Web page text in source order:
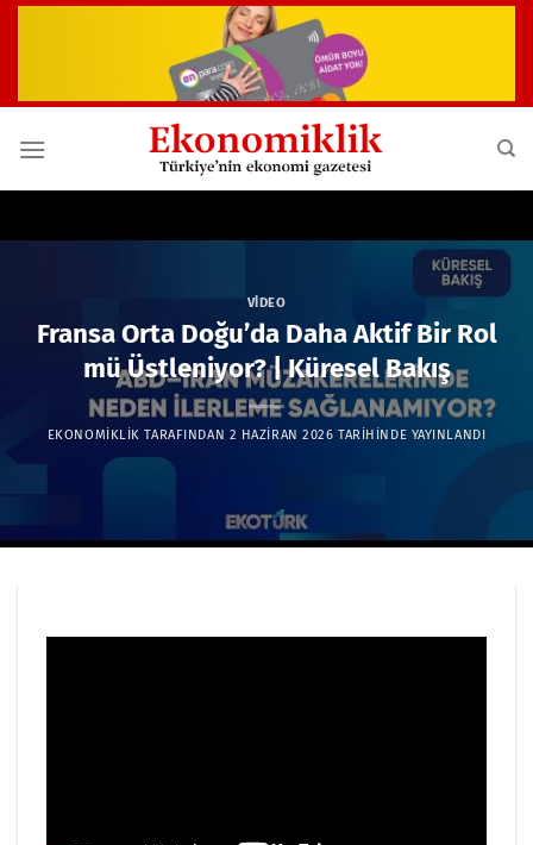
VIDEO
Fransa Orta Doğu’da Daha Aktif Bir Rol
mü Üstleniyor? | Küresel Bakış
EKONOMIKLIK TARAFINDAN 2 HAZIRAN 2026 TARIHINDE YAYINLANDI